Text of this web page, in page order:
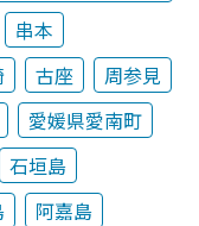
串本
古座
周参見
愛媛県愛南町
石垣島
阿嘉島